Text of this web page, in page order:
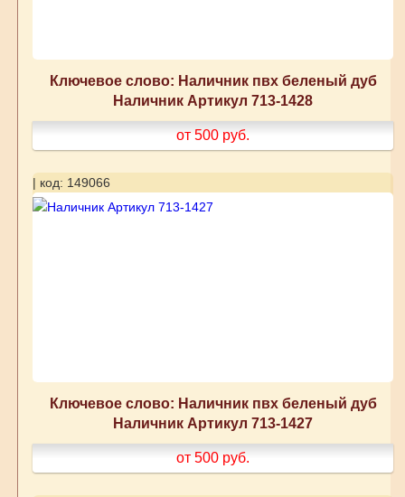
Ключевое слово: Наличник пвх беленый дуб
Наличник Артикул 713-1428
от 500 руб.
| код: 149066
Ключевое слово: Наличник пвх беленый дуб
Наличник Артикул 713-1427
от 500 руб.